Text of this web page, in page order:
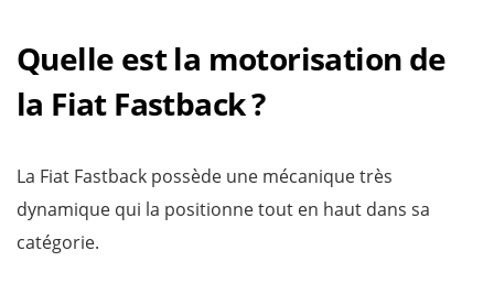
Quelle est la motorisation de
la Fiat Fastback ?
La Fiat Fastback possède une mécanique très
dynamique qui la positionne tout en haut dans sa
catégorie.